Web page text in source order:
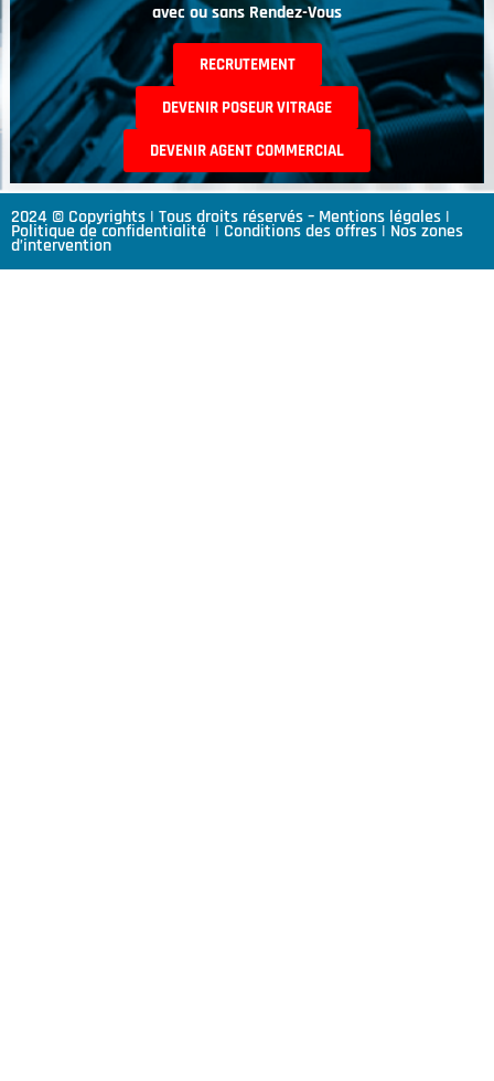
avec ou sans Rendez-Vous
RECRUTEMENT
DEVENIR POSEUR VITRAGE
DEVENIR AGENT COMMERCIAL
2024 © Copyrights | Tous droits réservés – Mentions légales |
Politique de confidentialité | Conditions des offres | Nos zones
d’intervention